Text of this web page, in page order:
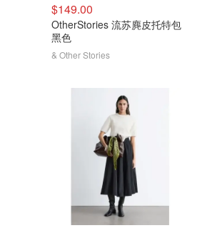
$149.00
OtherStories 流苏麂皮托特包
黑色
& Other Stories